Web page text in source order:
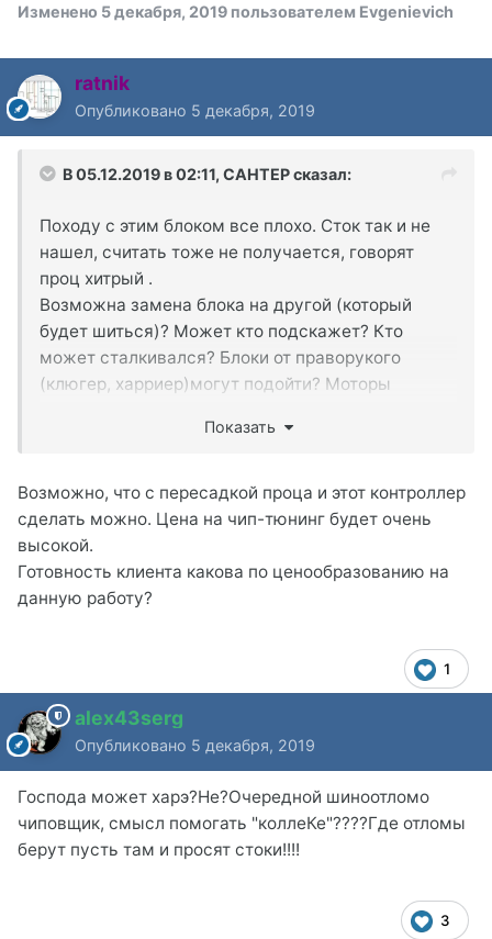
Изменено 5 декабря, 2019 пользователем Evgenievich
ratnik
Опубликовано 5 декабря, 2019
В 05.12.2019 в 02:11, CAHTEPсказал:
Походу с этим блоком все плохо. Сток так и не
нашел, считать тоже не получается, говорят
проц хитрый .
Возможна замена блока на другой (который
будет шиться)? Может кто подскажет? Кто
может сталкивался? Блоки от праворукого
(клюгер, харриер)могут подойти? Моторы
Показать
Возможно, что с пересадкой проца и этот контроллер
сделать можно. Цена на чип-тюнинг будет очень
высокой.
Готовность клиента какова по ценообразованию на
данную работу?
1
alex43serg
Опубликовано 5 декабря, 2019
Господа может харэ?Не?Очередной шиноотломо
чиповщик, смысл помогать "коллеКе"????Где отломы
берут пусть там и просят стоки!!!!
3